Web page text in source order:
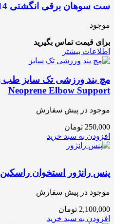
ست سوهان برقی انگشتی 14 و 19 اینچ اسب
موجود
برای قیمت تماس بگیرید
اطلاعات بیشتر
Neoprene Elbow Support
موجود در پیش سفارش
250,000 تومان
افزودن به سبد خرید
پنس رانژور استخوان راسکین 18 سانتی متر
موجود در پیش سفارش
2,100,000 تومان
افزودن به سبد خرید